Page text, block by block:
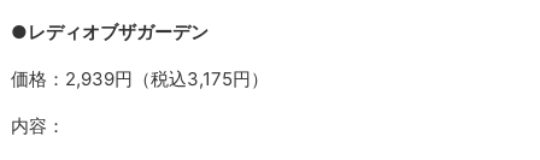
●レディオブザガーデン
価格：2,939円（税込3,175円）
内容：